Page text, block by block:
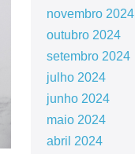
novembro 2024
outubro 2024
setembro 2024
julho 2024
junho 2024
maio 2024
abril 2024